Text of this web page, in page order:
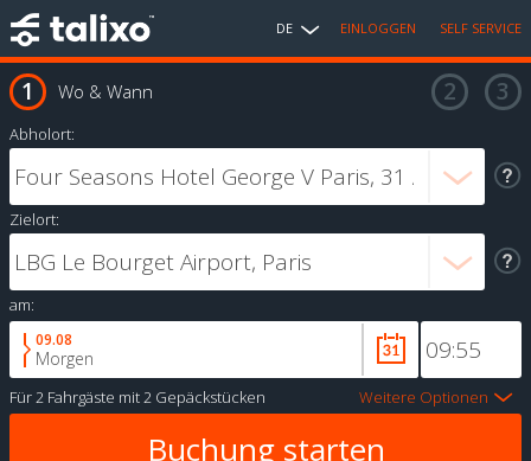
DE EINLOGGEN SELF SERVICE
Wo & Wann
Abholort:
Zielort:
am:
09.08
Morgen
Für2 Fahrgäste mit2 Gepäckstücken Weitere Optionen